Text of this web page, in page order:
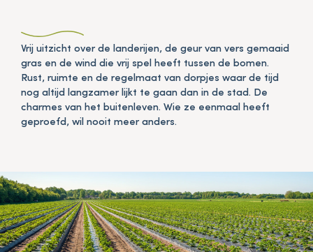
Vrij uitzicht over de landerijen, de geur van vers gemaaid
gras en de wind die vrij spel heeft tussen de bomen.
Rust, ruimte en de regelmaat van dorpjes waar de tijd
nog altijd langzamer lijkt te gaan dan in de stad. De
charmes van het buitenleven. Wie ze eenmaal heeft
geproefd, wil nooit meer anders.